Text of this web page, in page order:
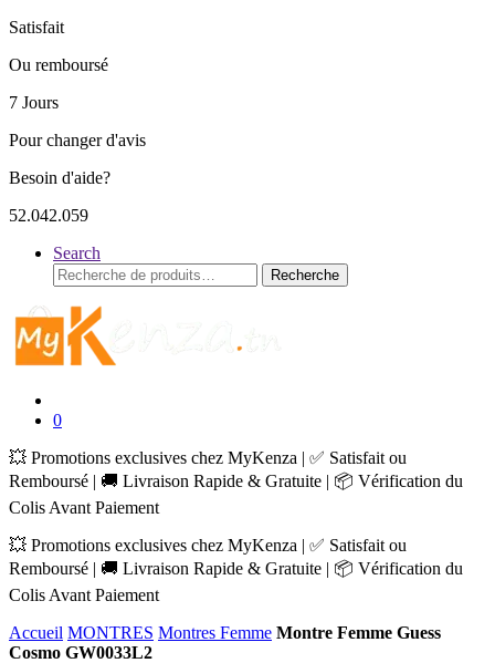
Satisfait
Ou remboursé
7 Jours
Pour changer d'avis
Besoin d'aide?
52.042.059
Search
Recherche
pour :
Recherche
0
💥 Promotions exclusives chez MyKenza | ✅ Satisfait ou
Remboursé | 🚚 Livraison Rapide & Gratuite | 📦 Vérification du
Colis Avant Paiement
💥 Promotions exclusives chez MyKenza | ✅ Satisfait ou
Remboursé | 🚚 Livraison Rapide & Gratuite | 📦 Vérification du
Colis Avant Paiement
Accueil MONTRES Montres Femme Montre Femme Guess
Cosmo GW0033L2